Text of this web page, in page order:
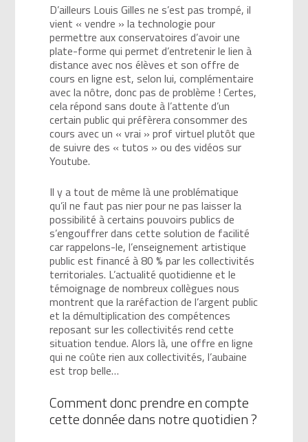
D’ailleurs Louis Gilles ne s’est pas trompé, il
vient « vendre » la technologie pour
permettre aux conservatoires d’avoir une
plate-forme qui permet d’entretenir le lien à
distance avec nos élèves et son offre de
cours en ligne est, selon lui, complémentaire
avec la nôtre, donc pas de problème ! Certes,
cela répond sans doute à l’attente d’un
certain public qui préfèrera consommer des
cours avec un « vrai » prof virtuel plutôt que
de suivre des « tutos » ou des vidéos sur
Youtube.
Il y a tout de même là une problématique
qu’il ne faut pas nier pour ne pas laisser la
possibilité à certains pouvoirs publics de
s’engouffrer dans cette solution de facilité
car rappelons-le, l’enseignement artistique
public est financé à 80 % par les collectivités
territoriales. L’actualité quotidienne et le
témoignage de nombreux collègues nous
montrent que la raréfaction de l’argent public
et la démultiplication des compétences
reposant sur les collectivités rend cette
situation tendue. Alors là, une offre en ligne
qui ne coûte rien aux collectivités, l’aubaine
est trop belle…
Comment donc prendre en compte
cette donnée dans notre quotidien ?